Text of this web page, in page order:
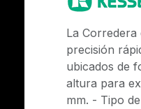
La
precisión
ubicados de
altura para
mm. - Tipo